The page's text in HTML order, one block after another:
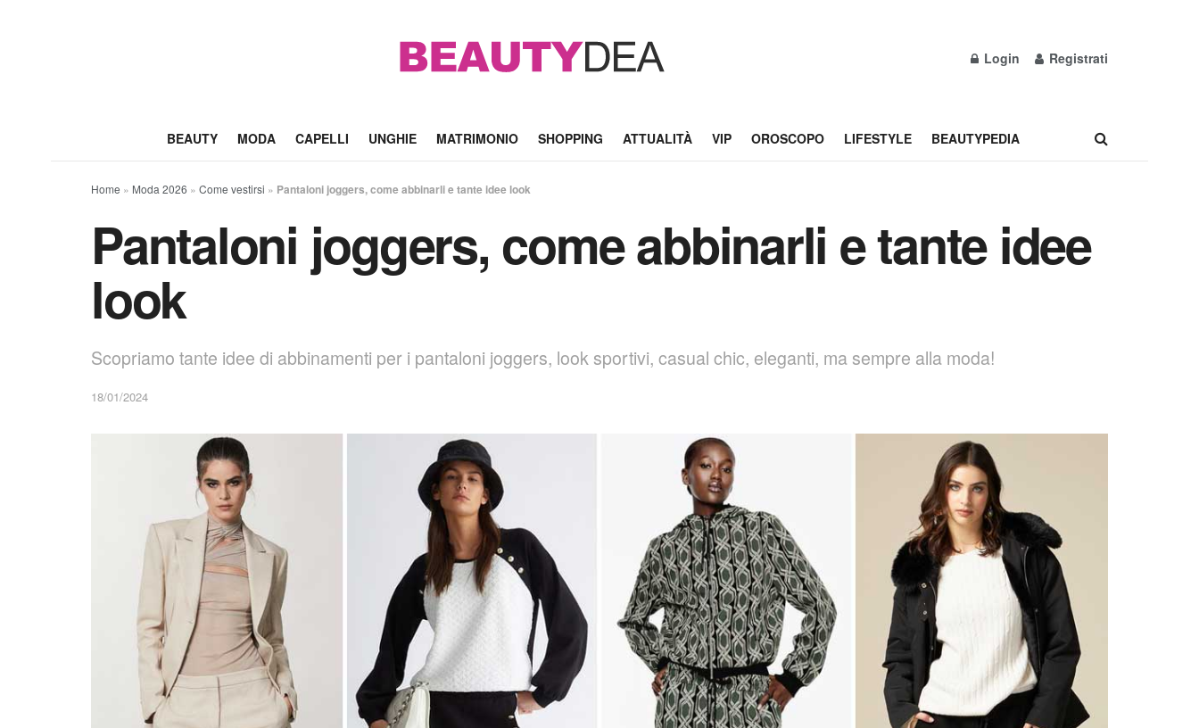
Login Registrati
BEAUTY MODA CAPELLI UNGHIE MATRIMONIO SHOPPING ATTUALITÀ VIP OROSCOPO LIFESTYLE BEAUTYPEDIA
Home » Moda 2026 » Come vestirsi » Pantaloni joggers, come abbinarli e tante idee look
Pantaloni joggers, come abbinarli e tante idee
look
Scopriamo tante idee di abbinamenti per i pantaloni joggers, look sportivi, casual chic, eleganti, ma sempre alla moda!
18/01/2024